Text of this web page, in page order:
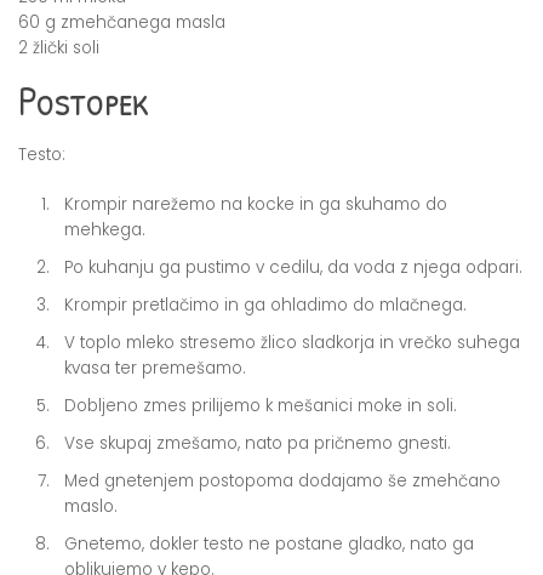
60 g zmehčanega masla
2 žlički soli
Postopek
Testo:
Krompir narežemo na kocke in ga skuhamo do
mehkega.
Po kuhanju ga pustimo v cedilu, da voda z njega odpari.
Krompir pretlačimo in ga ohladimo do mlačnega.
V toplo mleko stresemo žlico sladkorja in vrečko suhega
kvasa ter premešamo.
Dobljeno zmes prilijemo k mešanici moke in soli.
Vse skupaj zmešamo, nato pa pričnemo gnesti.
Med gnetenjem postopoma dodajamo še zmehčano
maslo.
Gnetemo, dokler testo ne postane gladko, nato ga
oblikujemo v kepo.